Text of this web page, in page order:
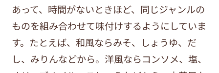
あって、時間がないときほど、同じジャンルの
ものを組み合わせて味付けするようにしていま
す。たとえば、和風ならみそ、しょうゆ、だ
し、みりんなどから。洋風ならコンソメ、塩、